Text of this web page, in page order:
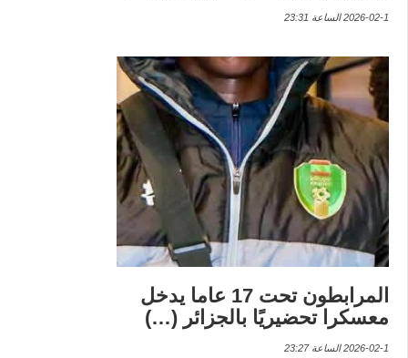
2026-02-1 الساعة 23:31
المرابطون تحت 17 عاما يدخل
معسكرا تحضيريًا بالجزائر (…)
2026-02-1 الساعة 23:27